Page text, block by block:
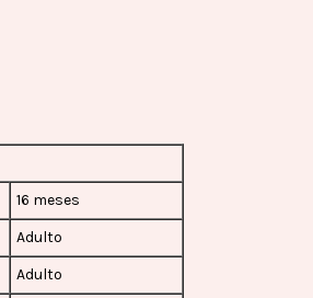
16 meses
Adulto
Adulto